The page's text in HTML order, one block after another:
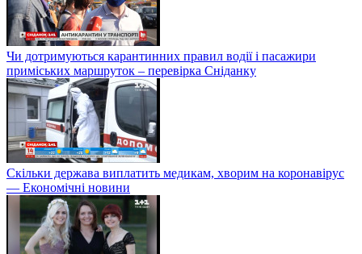
Чи дотримуються карантинних правил водії і пасажири
приміських маршруток – перевірка Сніданку
Скільки держава виплатить медикам, хворим на коронавірус
— Економічні новини